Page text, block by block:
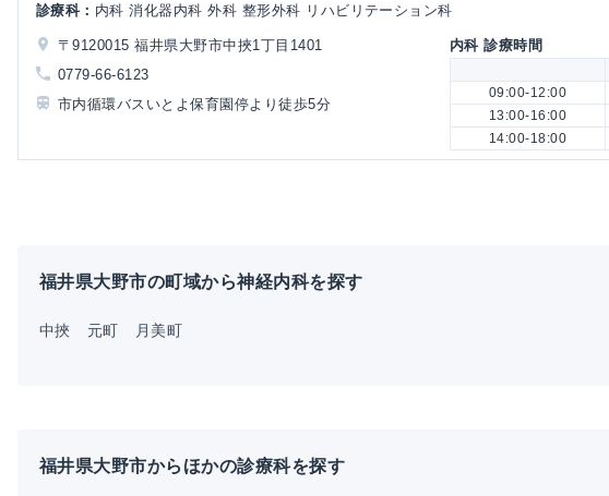
診療科： 内科 消化器内科 外科 整形外科 リハビリテーション科
〒9120015 福井県大野市中挾1丁目1401
0779-66-6123
市内循環バスいとよ保育園停より徒歩5分
内科 診療時間
09:00-12:00
13:00-16:00
14:00-18:00
福井県大野市の町域から神経内科を探す
中挾 元町 月美町
福井県大野市からほかの診療科を探す